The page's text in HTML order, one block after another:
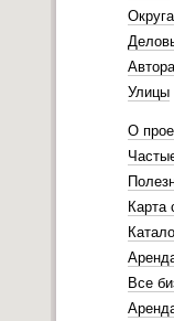
Округа
Улицы
О
Карта
Все